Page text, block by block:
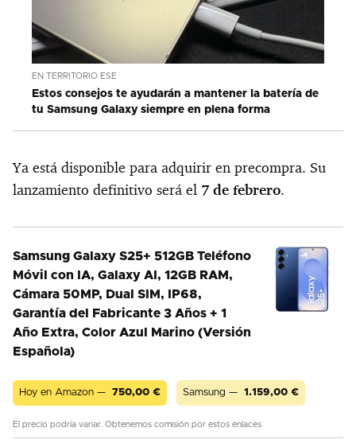
EN TERRITORIO ESE
Estos consejos te ayudarán a mantener la batería de
tu Samsung Galaxy siempre en plena forma
Ya está disponible para adquirir en precompra. Su
lanzamiento definitivo será el 7 de febrero.
Samsung Galaxy S25+ 512GB Teléfono
Móvil con IA, Galaxy AI, 12GB RAM,
Cámara 50MP, Dual SIM, IP68,
Garantía del Fabricante 3 Años + 1
Año Extra, Color Azul Marino (Versión
Española)
Hoy en Amazon — 750,00 € Samsung — 1.159,00 €
El precio podría variar. Obtenemos comisión por estos enlaces